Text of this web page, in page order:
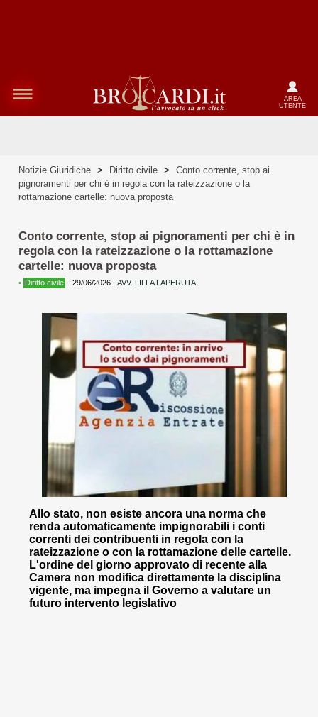
AREA
UTENTE
Notizie Giuridiche > Diritto civile >
Conto corrente, stop ai
pignoramenti per chi è in regola con la rateizzazione o la
rottamazione cartelle: nuova proposta
Conto corrente, stop ai pignoramenti per chi è in
regola con la rateizzazione o la rottamazione
cartelle: nuova proposta
• Diritto civile - 29/06/2026 -AVV. LILLA LAPERUTA
Allo stato, non esiste ancora una norma che
renda automaticamente impignorabili i conti
correnti dei contribuenti in regola con la
rateizzazione o con la rottamazione delle cartelle.
L'ordine del giorno approvato di recente alla
Camera non modifica direttamente la disciplina
vigente, ma impegna il Governo a valutare un
futuro intervento legislativo